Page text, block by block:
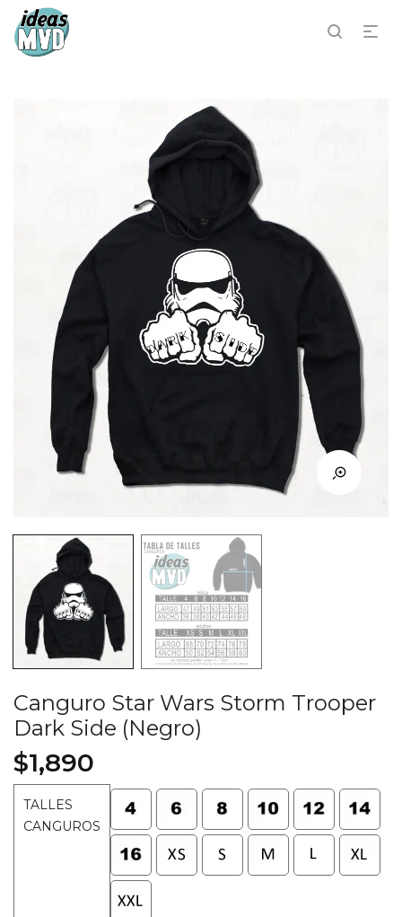
Canguro Star Wars Storm Trooper
Dark Side (Negro)
$1,890
TALLES
CANGUROS